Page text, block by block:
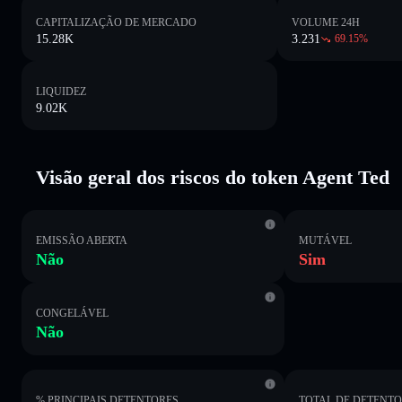
CAPITALIZAÇÃO DE MERCADO
15.28K
VOLUME 24H
3.231 69.15%
LIQUIDEZ
9.02K
Visão geral dos riscos do token Agent Ted
EMISSÃO ABERTA
Não
MUTÁVEL
Sim
CONGELÁVEL
Não